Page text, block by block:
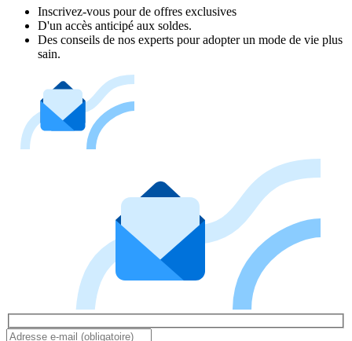
Inscrivez‑vous pour de offres exclusives
D'un accès anticipé aux soldes.
Des conseils de nos experts pour adopter un mode de vie plus
sain.